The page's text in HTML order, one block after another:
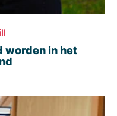
worden in het